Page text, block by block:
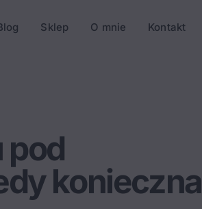
Sklep O mnie Kontakt
pod
konieczna